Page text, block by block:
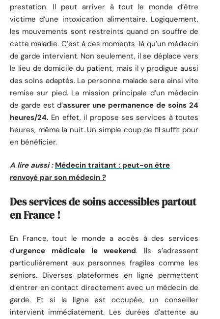
prestation. Il peut arriver à tout le monde d’être
victime d’une intoxication alimentaire. Logiquement,
les mouvements sont restreints quand on souffre de
cette maladie. C’est à ces moments-là qu’un médecin
de garde intervient. Non seulement, il se déplace vers
le lieu de domicile du patient, mais il y prodigue aussi
des soins adaptés. La personne malade sera ainsi vite
remise sur pied. La mission principale d’un médecin
de garde est d’assurer une permanence de soins 24
heures/24. En effet, il propose ses services à toutes
heures, même la nuit. Un simple coup de fil suffit pour
en bénéficier.
A lire aussi : Médecin traitant : peut-on être
renvoyé par son médecin ?
Des services de soins accessibles partout
en France !
En France, tout le monde a accès à des services
d’urgence médicale le weekend. Ils s’adressent
particulièrement aux personnes fragiles comme les
seniors. Diverses plateformes en ligne permettent
d’entrer en contact directement avec un médecin de
garde. Et si la ligne est occupée, un conseiller
intervient immédiatement. Les durées d’attente au